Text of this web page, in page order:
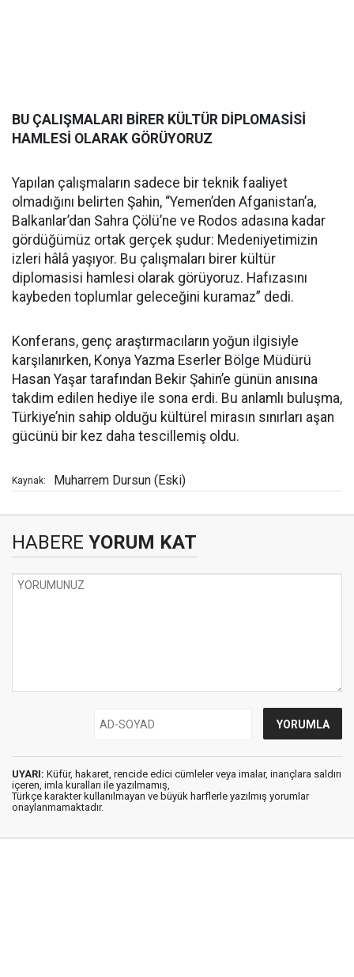
BU ÇALIŞMALARI BİRER KÜLTÜR DİPLOMASİSİ
HAMLESİ OLARAK GÖRÜYORUZ
Yapılan çalışmaların sadece bir teknik faaliyet
olmadığını belirten Şahin, “Yemen’den Afganistan’a,
Balkanlar’dan Sahra Çölü’ne ve Rodos adasına kadar
gördüğümüz ortak gerçek şudur: Medeniyetimizin
izleri hâlâ yaşıyor. Bu çalışmaları birer kültür
diplomasisi hamlesi olarak görüyoruz. Hafızasını
kaybeden toplumlar geleceğini kuramaz” dedi.
Konferans, genç araştırmacıların yoğun ilgisiyle
karşılanırken, Konya Yazma Eserler Bölge Müdürü
Hasan Yaşar tarafından Bekir Şahin’e günün anısına
takdim edilen hediye ile sona erdi. Bu anlamlı buluşma,
Türkiye’nin sahip olduğu kültürel mirasın sınırları aşan
gücünü bir kez daha tescillemiş oldu.
Kaynak: Muharrem Dursun (Eski)
HABERE YORUM KAT
UYARI: Küfür, hakaret, rencide edici cümleler veya imalar, inançlara saldırı
içeren, imla kuralları ile yazılmamış,
Türkçe karakter kullanılmayan ve büyük harflerle yazılmış yorumlar
onaylanmamaktadır.